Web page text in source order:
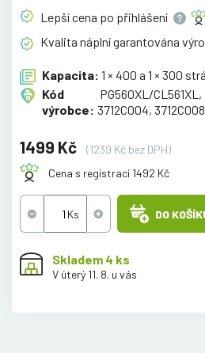
Lepší cena po přihlášení
Kvalita náplní garantována
Kapacita: 1 × 400 a 1 × 300
Kód
výrobce:
PG560XL/
3712C004, 3712C008
1499 Kč
(1239 Kč bez DPH)
Cena s registrací 1492 Kč
DO
Skladem 4 ks
V úterý 11. 8. u vás